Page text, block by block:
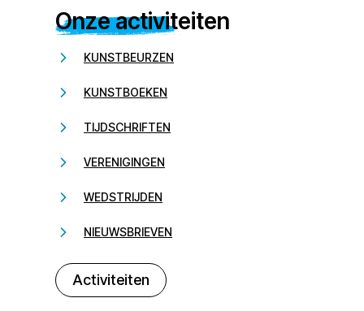
Onze activiteiten
KUNSTBEURZEN
KUNSTBOEKEN
TIJDSCHRIFTEN
VERENIGINGEN
WEDSTRIJDEN
NIEUWSBRIEVEN
Activiteiten
232323